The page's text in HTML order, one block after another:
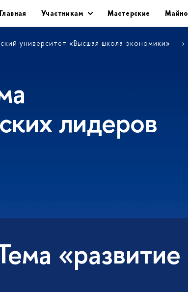
Главная Участникам Мастерские
университет «Высшая школа экономики»
лидеров